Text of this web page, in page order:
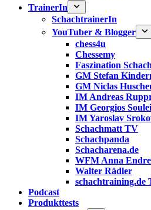
TrainerIn
SchachtrainerIn
YouTuber & Blogger
chess4u
Chessemy
Faszination Schach
GM Stefan
GM Niclas
IM Andreas
IM Georgios
IM Yaroslav
Schachmatt TV
Schachpanda
Schacharena.de
WFM Anna
Walter Rädler
schachtraining.de
Podcast
Produkttests